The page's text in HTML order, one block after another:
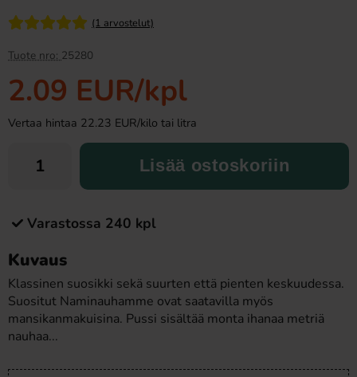
(1 arvostelut)
Tuote nro: 25280
2.09 EUR/kpl
Vertaa hintaa 22.23 EUR/kilo tai litra
Lisää ostoskoriin
Varastossa 240 kpl
Kuvaus
Klassinen suosikki sekä suurten että pienten keskuudessa.
Suositut Naminauhamme ovat saatavilla myös
mansikanmakuisina. Pussi sisältää monta ihanaa metriä
nauhaa...